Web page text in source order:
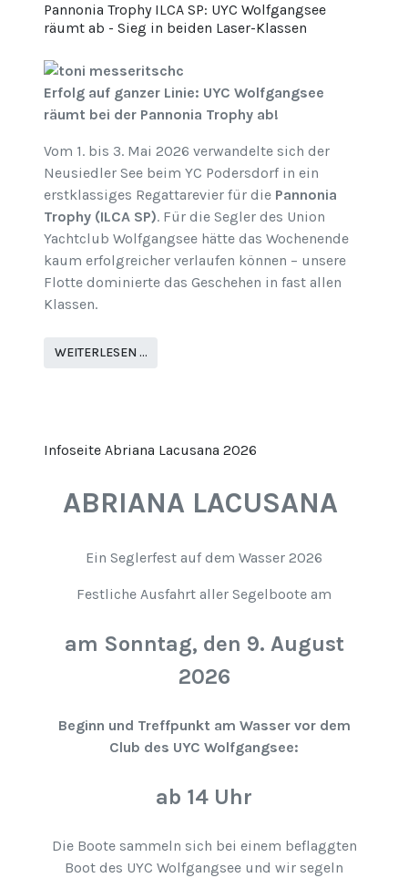
Pannonia Trophy ILCA SP: UYC Wolfgangsee
räumt ab - Sieg in beiden Laser-Klassen
Erfolg auf ganzer Linie: UYC Wolfgangsee
räumt bei der Pannonia Trophy ab!
Vom 1. bis 3. Mai 2026 verwandelte sich der
Neusiedler See beim YC Podersdorf in ein
erstklassiges Regattarevier für die Pannonia
Trophy (ILCA SP). Für die Segler des Union
Yachtclub Wolfgangsee hätte das Wochenende
kaum erfolgreicher verlaufen können – unsere
Flotte dominierte das Geschehen in fast allen
Klassen.
WEITERLESEN …
Infoseite Abriana Lacusana 2026
ABRIANA LACUSANA
Ein Seglerfest auf dem Wasser 2026
Festliche Ausfahrt aller Segelboote am
am Sonntag, den 9. August
2026
Beginn und Treffpunkt am Wasser vor dem
Club des UYC Wolfgangsee:
ab 14 Uhr
Die Boote sammeln sich bei einem beflaggten
Boot des UYC Wolfgangsee und wir segeln